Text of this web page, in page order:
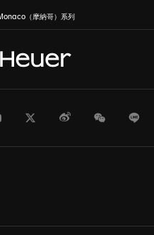
（摩納哥）系列
YoutubeTwitterWeiboWeChat